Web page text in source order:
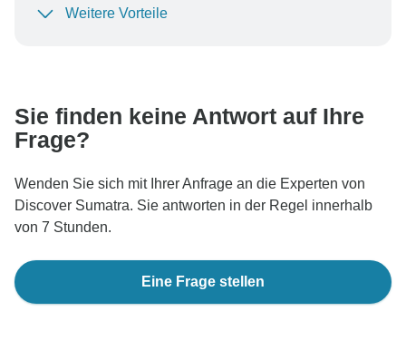
Um Ihre Zahlung zu schützen und sicherzustellen,
Weitere Vorteile
Sie finden keine Antwort auf Ihre
Frage?
Wenden Sie sich mit Ihrer Anfrage an die Experten von
Discover Sumatra. Sie antworten in der Regel innerhalb
von 7 Stunden.
Eine Frage stellen